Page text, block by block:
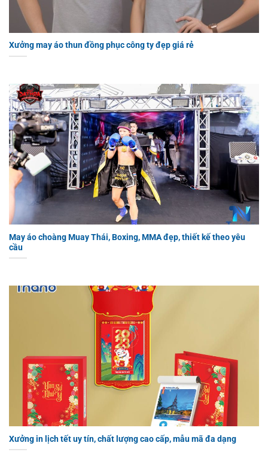
Xưởng may áo thun đồng phục công ty đẹp giá rẻ
May áo choàng Muay Thái, Boxing, MMA đẹp, thiết kế theo yêu
cầu
Xưởng in lịch tết uy tín, chất lượng cao cấp, mẫu mã đa dạng